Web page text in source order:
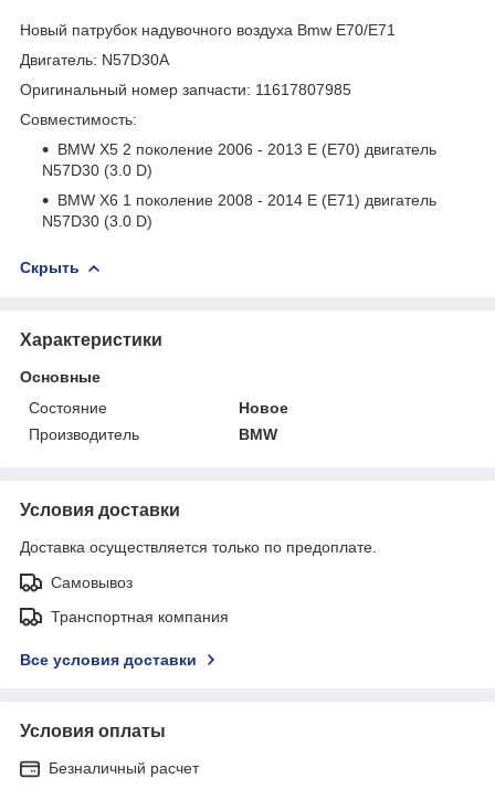
Новый патрубок надувочного воздуха Bmw E70/E71
Двигатель: N57D30A
Оригинальный номер запчасти: 11617807985
Совместимость:
BMW X5 2 поколение 2006 - 2013 E (E70) двигатель
N57D30 (3.0 D)
BMW X6 1 поколение 2008 - 2014 E (E71) двигатель
N57D30 (3.0 D)
Скрыть
Характеристики
Основные
Состояние
Новое
Производитель
BMW
Условия доставки
Доставка осуществляется только по предоплате.
Самовывоз
Транспортная компания
Все условия доставки
Условия оплаты
Безналичный расчет